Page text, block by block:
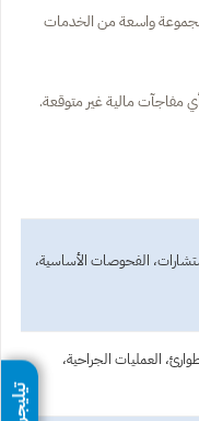
واسعة من الخدمات
مفاجآت مالية غير متوقعة.
الفحوصات الأساسية،
العمليات الجراحية،